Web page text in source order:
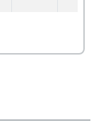
“たまご
でき、「音
間でした